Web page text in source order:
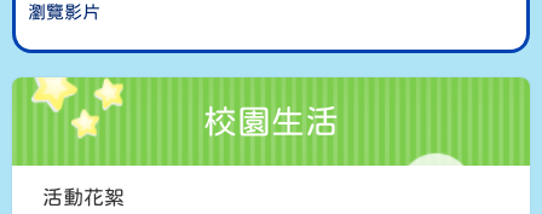
瀏覽影片
校園生活
活動花絮